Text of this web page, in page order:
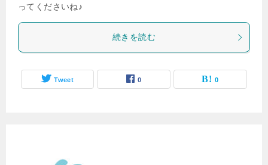
ってくださいね♪
続きを読む
Tweet 0 0